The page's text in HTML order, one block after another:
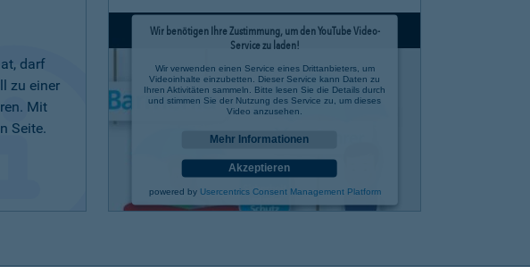
darf
zu einer
Mit
Seite.
Wir benötigen Ihre Zustimmung, um den YouTube Video-
Service zu laden!
Wir verwenden einen Service eines Drittanbieters, um
Videoinhalte einzubetten. Dieser Service kann Daten zu
Ihren Aktivitäten sammeln. Bitte lesen Sie die Details durch
und stimmen Sie der Nutzung des Service zu, um dieses
Video anzusehen.
Mehr Informationen
Akzeptieren
powered by Usercentrics Consent Management Platform